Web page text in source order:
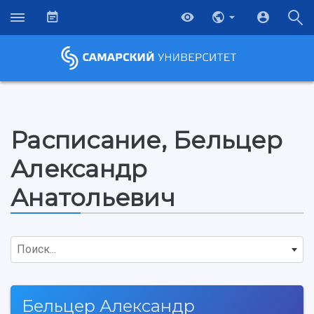
Расписание, Бельцер
Александр
Анатольевич
Поиск...
Бельцер Александр